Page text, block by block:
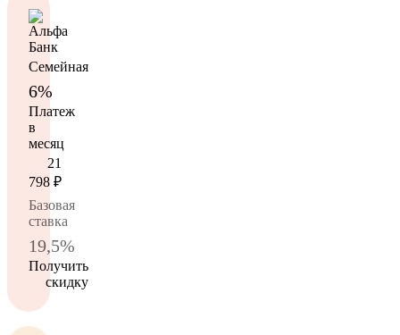
Семейная
6%
Платеж
в
месяц
21
798 ₽
Базовая
ставка
19,5%
Получить
скидку